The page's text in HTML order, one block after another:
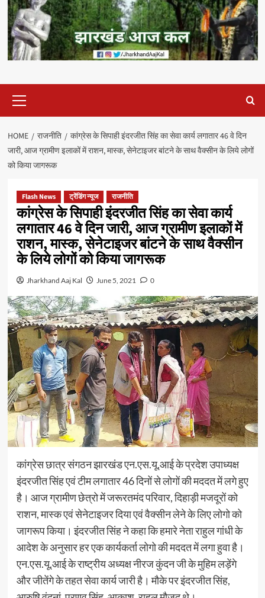
Menu
HOME राजनीति
कांग्रेस के सिपाही इंदरजीत सिंह का सेवा कार्य लगातार 46 वे दिन
जारी, आज ग्रामीण इलाकों में राशन, मास्क, सेनेटाइजर बांटने के साथ वैक्सीन के लिये लोगों
को किया जागरूक
Flash News ट्रेंडिंग न्यूज राजनीति
कांग्रेस के सिपाही इंदरजीत सिंह का सेवा कार्य
लगातार 46 वे दिन जारी, आज ग्रामीण इलाकों में
राशन, मास्क, सेनेटाइजर बांटने के साथ वैक्सीन
के लिये लोगों को किया जागरूक
Jharkhand Aaj Kal June 5, 2021 0
कांग्रेस छात्र संगठन झारखंड एन.एस.यू.आई के प्रदेश उपाध्यक्ष
इंदरजीत सिंह एवं टीम लगातार 46 दिनों से लोगों की मददत में लगे हुए
है। आज ग्रामीण छेत्रो में जरूरतमंद परिवार, दिहाड़ी मजदूरों को
राशन, मास्क एवं सेनेटाइजर दिया एवं वैक्सीन लेने के लिए लोगो को
जागरूप किया। इंदरजीत सिंह ने कहा कि हमारे नेता राहुल गांधी के
आदेश के अनुसार हर एक कार्यकर्ता लोगो की मददत में लगा हुवा है।
एन.एस.यू.आई के राष्ट्रीय अध्यक्ष नीरज कुंदन जी के मुहिम लड़ेंगे
और जीतेंगे के तहत सेवा कार्य जारी है। मौके पर इंदरजीत सिंह,